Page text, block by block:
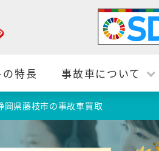
特長 事故車について
岡県藤枝市の事故車買取